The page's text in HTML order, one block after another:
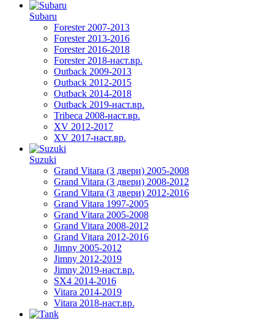
Subaru
Forester 2007-2013
Forester 2013-2016
Forester 2016-2018
Forester 2018-наст.вр.
Outback 2009-2013
Outback 2012-2015
Outback 2014-2018
Outback 2019-наст.вр.
Tribeca 2008-наст.вр.
XV 2012-2017
XV 2017-наст.вр.
Suzuki
Grand Vitara (3 двери) 2005-2008
Grand Vitara (3 двери) 2008-2012
Grand Vitara (3 двери) 2012-2016
Grand Vitara 1997-2005
Grand Vitara 2005-2008
Grand Vitara 2008-2012
Grand Vitara 2012-2016
Jimny 2005-2012
Jimny 2012-2019
Jimny 2019-наст.вр.
SX4 2014-2016
Vitara 2014-2019
Vitara 2018-наст.вр.